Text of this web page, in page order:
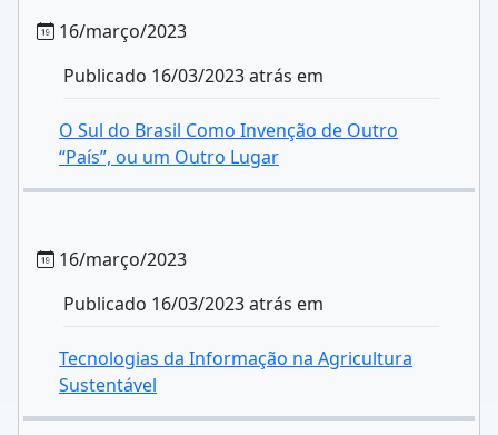
16/março/2023
Publicado 16/03/2023 atrás em
O Sul do Brasil Como Invenção de Outro
“País”, ou um Outro Lugar
16/março/2023
Publicado 16/03/2023 atrás em
Tecnologias da Informação na Agricultura
Sustentável